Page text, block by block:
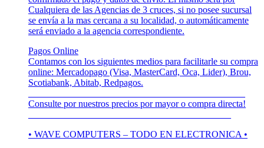
Cualquiera de las Agencias de 3 cruces, si no posee sucursal
se envía a la mas cercana a su localidad, o automáticamente
será enviado a la agencia correspondiente.
Pagos Online
Contamos con los siguientes medios para facilitarle su compra
online: Mercadopago (Visa, MasterCard, Oca, Lider), Brou,
Scotiabank, Abitab, Redpagos.
Consulte por nuestros precios por mayor o compra directa!
• WAVE COMPUTERS – TODO EN ELECTRONICA •